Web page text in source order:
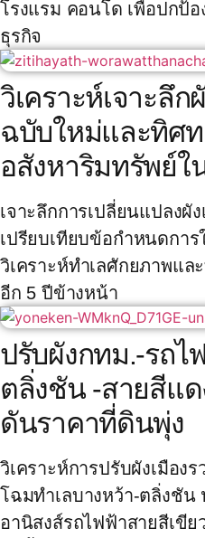
โรงแรม คอนโด เพื่อปกป้
ธุรกิจ
วิเคราะห์เจาะลึก
ฉบับใหม่และทิศท
อสังหาริมทรัพย์ใ
เจาะลึกการเปลี่ยนแปลงผั
เปรียบเทียบข้อกำหนดกา
วิเคราะห์ทำเลศักยภาพแ
อีก 5 ปีข้างหน้า
ปรับผังกทม.-รถไ
ตลิ่งชัน -สายสีแด
ดันราคาที่ดินพุ่ง
วิเคราะห์การปรับผังเมือง
โฉมทำเลบางหว้า-ตลิ่งชั
อานิสงส์รถไฟฟ้าสายสีเขี